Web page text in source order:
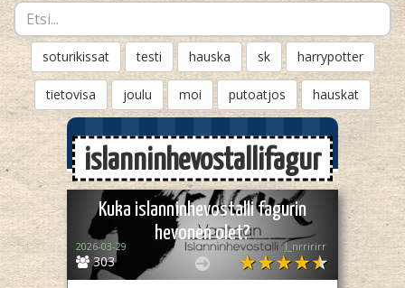
soturikissat testi hauska sk harrypotter
tietovisa joulu moi putoatjos hauskat
islanninhevostallifagur
Kuka islanninhevostalli fagurin
hevonen olet?
303
2026-03-29 J_nrririrr